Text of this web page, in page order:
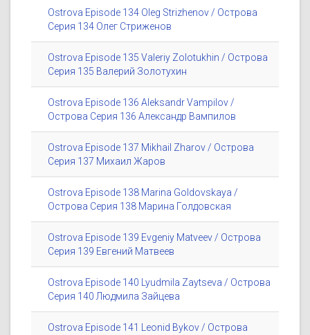
Ostrova Episode 134 Oleg Strizhenov / Острова
Серия 134 Олег Стриженов
Ostrova Episode 135 Valeriy Zolotukhin / Острова
Серия 135 Валерий Золотухин
Ostrova Episode 136 Aleksandr Vampilov /
Острова Серия 136 Александр Вампилов
Ostrova Episode 137 Mikhail Zharov / Острова
Серия 137 Михаил Жаров
Ostrova Episode 138 Marina Goldovskaya /
Острова Серия 138 Марина Голдовская
Ostrova Episode 139 Evgeniy Matveev / Острова
Серия 139 Евгений Матвеев
Ostrova Episode 140 Lyudmila Zaytseva / Острова
Серия 140 Людмила Зайцева
Ostrova Episode 141 Leonid Bykov / Острова